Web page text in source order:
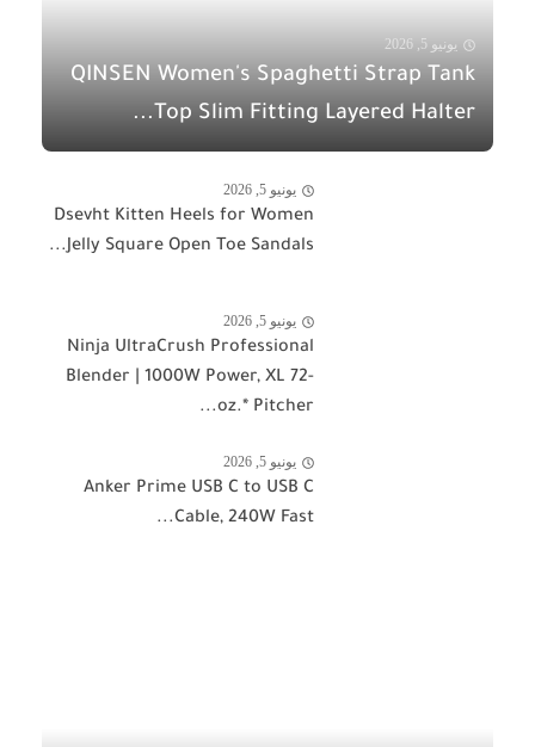
يونيو 5, 2026
QINSEN Women's Spaghetti Strap Tank
Top Slim Fitting Layered Halter...
يونيو 5, 2026
Dsevht Kitten Heels for Women
Jelly Square Open Toe Sandals...
يونيو 5, 2026
Ninja UltraCrush Professional
Blender | 1000W Power, XL 72-
oz.* Pitcher...
يونيو 5, 2026
Anker Prime USB C to USB C
Cable, 240W Fast...